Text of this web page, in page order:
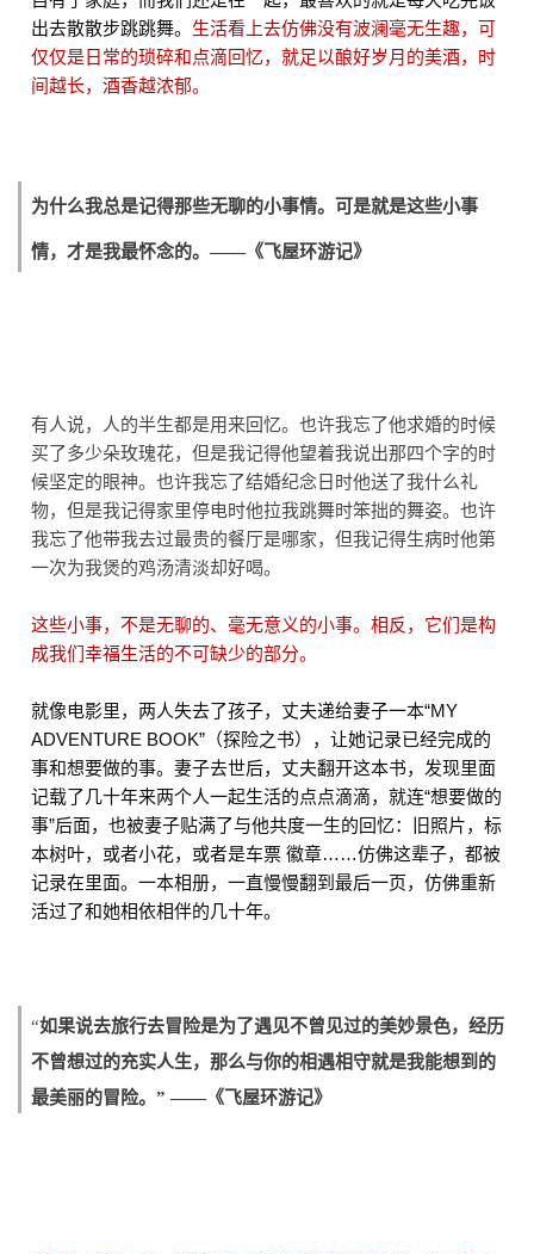
出去散散步跳跳舞。 生活看上去仿佛没有波澜毫无生趣，可
仅仅是日常的琐碎和点滴回忆，就足以酿好岁月的美酒，时
间越长，酒香越浓郁。
为什么我总是记得那些无聊的小事情。可是就是这些小事
情，才是我最怀念的。 ——《飞屋环游记》
有人说，人的半生都是用来回忆。也许我忘了他求婚的时候
买了多少朵玫瑰花，但是我记得他望着我说出那四个字的时
候坚定的眼神。也许我忘了结婚纪念日时他送了我什么礼
物，但是我记得家里停电时他拉我跳舞时笨拙的舞姿。也许
我忘了他带我去过最贵的餐厅是哪家，但我记得生病时他第
一次为我煲的鸡汤清淡却好喝。
这些小事，不是无聊的、毫无意义的小事。相反，它们是构
成我们幸福生活的不可缺少的部分。
就像电影里，两人失去了孩子，丈夫递给妻子一本“MY
ADVENTURE BOOK”（探险之书），让她记录已经完成的
事和想要做的事。妻子去世后，丈夫翻开这本书，发现里面
记载了几十年来两个人一起生活的点点滴滴，就连“想要做的
事”后面，也被妻子贴满了与他共度一生的回忆：旧照片，标
本树叶，或者小花，或者是车票 徽章……仿佛这辈子，都被
记录在里面。一本相册，一直慢慢翻到最后一页，仿佛重新
活过了和她相依相伴的几十年。
“如果说去旅行去冒险是为了遇见不曾见过的美妙景色，经历
不曾想过的充实人生，那么与你的相遇相守就是我能想到的
最美丽的冒险。” ——《飞屋环游记》